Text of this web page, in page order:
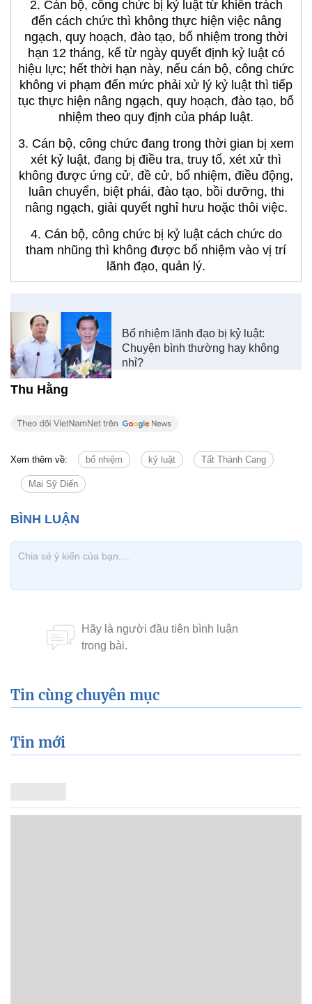
2. Cán bộ, công chức bị kỷ luật từ khiển trách
đến cách chức thì không thực hiện việc nâng
ngạch, quy hoạch, đào tạo, bổ nhiệm trong thời
hạn 12 tháng, kể từ ngày quyết định kỷ luật có
hiệu lực; hết thời hạn này, nếu cán bộ, công chức
không vi phạm đến mức phải xử lý kỷ luật thì tiếp
tục thực hiện nâng ngạch, quy hoạch, đào tạo, bổ
nhiệm theo quy định của pháp luật.
3. Cán bộ, công chức đang trong thời gian bị xem
xét kỷ luật, đang bị điều tra, truy tố, xét xử thì
không được ứng cử, đề cử, bổ nhiệm, điều động,
luân chuyển, biệt phái, đào tạo, bồi dưỡng, thi
nâng ngạch, giải quyết nghỉ hưu hoặc thôi việc.
4. Cán bộ, công chức bị kỷ luật cách chức do
tham nhũng thì không được bổ nhiệm vào vị trí
lãnh đạo, quản lý.
Bổ nhiệm lãnh đạo bị kỷ luật:
Chuyện bình thường hay không
nhỉ?
Thu Hằng
Xem thêm về: bổ nhiệm kỷ luật Tất Thành Cang
Mai Sỹ Diến
Tin cùng chuyên mục
Tin mới